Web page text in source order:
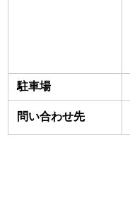
駐車場
問い合わせ先